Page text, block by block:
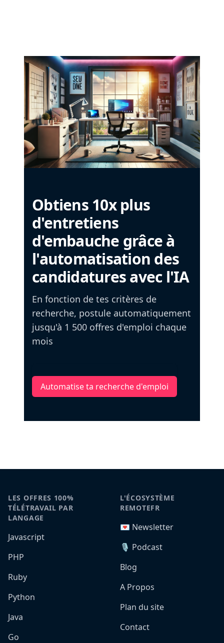
Obtiens 10x plus
d'entretiens
d'embauche grâce à
l'automatisation des
candidatures avec l'IA
En fonction de tes critères de
recherche, postule automatiquement
jusqu'à 1 500 offres d'emploi chaque
mois
Automatise ta recherche d'emploi
LES OFFRES 100%
TÉLÉTRAVAIL PAR
LANGAGE
Javascript
PHP
Ruby
Python
Java
Go
L'ÉCOSYSTÈME
REMOTEFR
💌 Newsletter
🎙️ Podcast
Blog
A Propos
Plan du site
Contact